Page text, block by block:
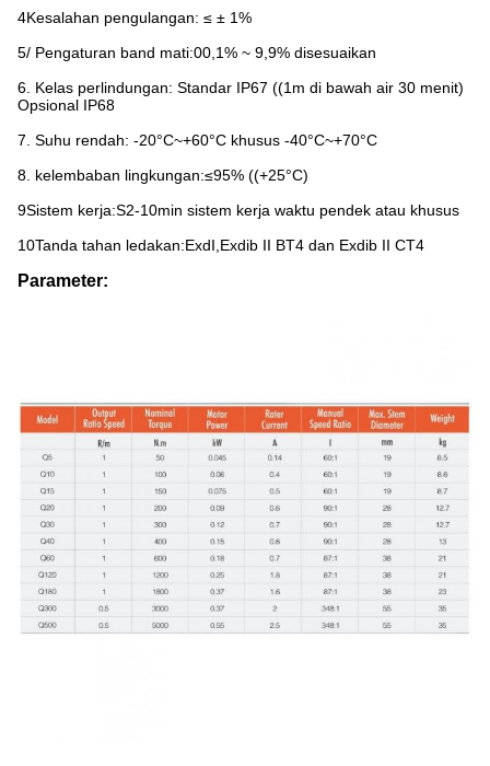
4Kesalahan pengulangan: ≤ ± 1%
5/ Pengaturan band mati:00,1% ~ 9,9% disesuaikan
6. Kelas perlindungan: Standar IP67 ((1m di bawah air 30 menit)
Opsional IP68
7. Suhu rendah: -20°C~+60°C khusus -40°C~+70°C
8. kelembaban lingkungan:≤95% ((+25°C)
9Sistem kerja:S2-10min sistem kerja waktu pendek atau khusus
10Tanda tahan ledakan:ExdI,Exdib II BT4 dan Exdib II CT4
Parameter: